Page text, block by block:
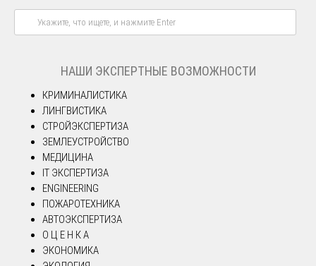
НАШИ ЭКСПЕРТНЫЕ ВОЗМОЖНОСТИ
КРИМИНАЛИСТИКА
ЛИНГВИСТИКА
СТРОЙЭКСПЕРТИЗА
ЗЕМЛЕУСТРОЙСТВО
МЕДИЦИНА
IT ЭКСПЕРТИЗА
ENGINEERING
ПОЖАРОТЕХНИКА
АВТОЭКСПЕРТИЗА
О Ц Е Н К А
ЭКОНОМИКА